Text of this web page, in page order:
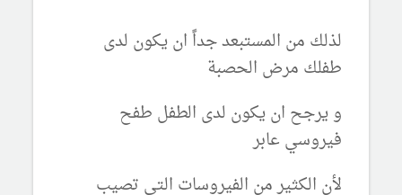
لذلك من المستبعد جداً ان يكون لدى
طفلك مرض الحصبة
و يرجح ان يكون لدى الطفل طفح
فيروسي عابر
لأن الكثير من الفيروسات التي تصيب